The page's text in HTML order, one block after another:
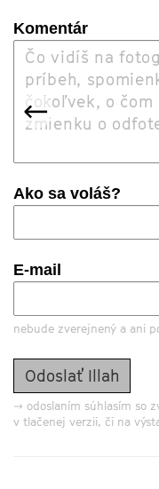
←
Komentár
Ako sa voláš?
E-mail
nebude zverejnený a ani
→ odoslaním súhlasím so
v tlačenej verzii, či na